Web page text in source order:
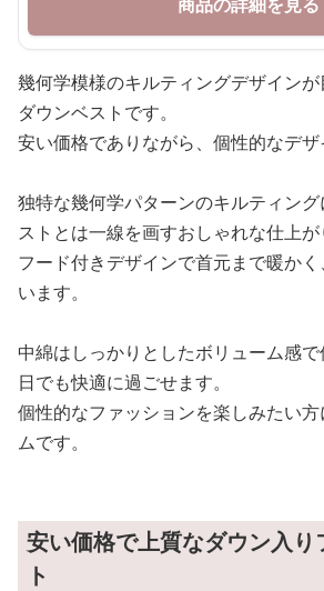
幾何学模様のキルティングデザイン
ダウンベストです。
安い価格でありながら、個性的なデザ
独特な幾何学パターンのキルティン
ストとは一線を画すおしゃれな仕上が
フード付きデザインで首元まで暖か
います。
中綿はしっかりとしたボリューム感
日でも快適に過ごせます。
個性的なファッションを楽しみたい
ムです。
安い価格で上質なダウン入り
ト